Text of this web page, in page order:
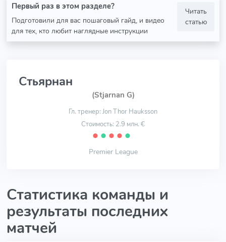
Первый раз в этом разделе?
Подготовили для вас пошаговый гайд, и видео
для тех, кто любит наглядные инструкции
Читать
статью
Стьярнан
(Stjarnan G)
Гл. тренер: Jon Thor Hauksson
Стоимость: 2.9 млн. €
⬤ ⬤ ⬤ ⬤ ⬤
Premier League
Статистика команды и
результаты последних
матчей